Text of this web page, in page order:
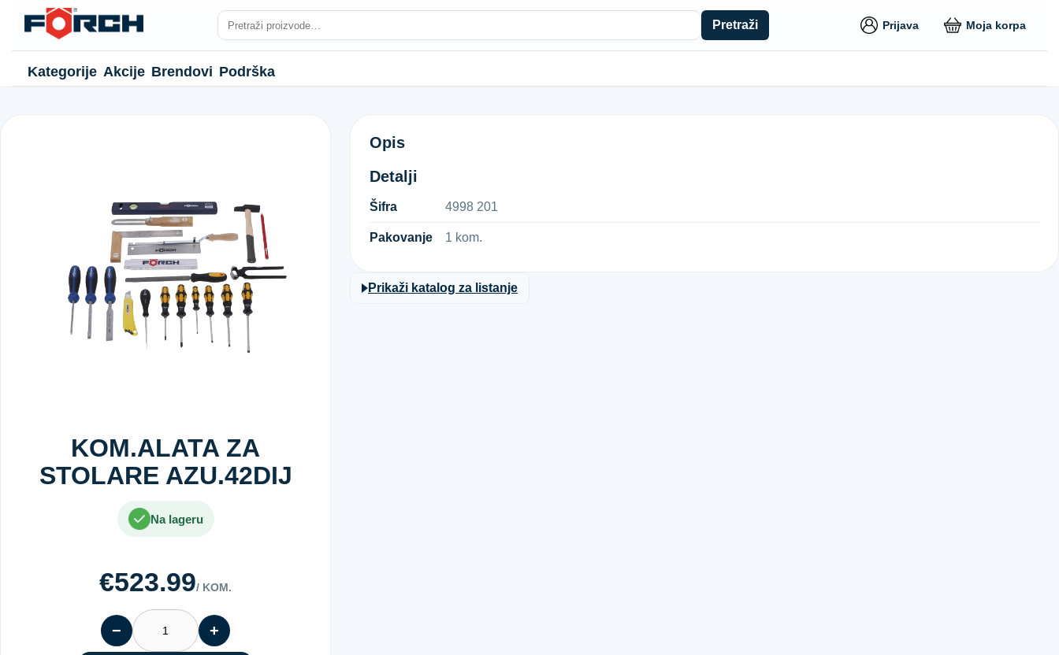
Pretraži Prijava Moja korpa
Kategorije Akcije Brendovi Podrška
KOM.ALATA ZA
STOLARE AZU.42DIJ
Na lageru
€523.99/ KOM.
− +
KOM.ALATA ZA STOLARE AZU.42DIJ
Opis
Detalji
Šifra 4​9​9​8​ ​2​0​1​
Pakovanje 1 kom.
Prikaži katalog za listanje